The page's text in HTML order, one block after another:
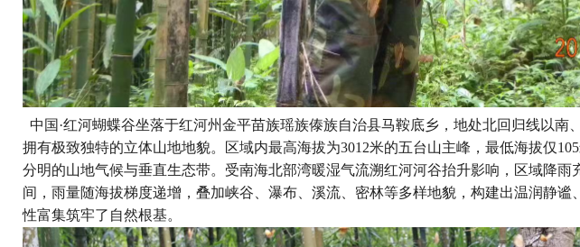
中国·红河蝴蝶谷坐落于红河州金平苗族瑶族傣族自治县马鞍底乡，地处北回归线以南
拥有极致独特的立体山地地貌。区域内最高海拔为3012米的五台山主峰，最低海拔仅
分明的山地气候与垂直生态带。受南海北部湾暖湿气流溯红河河谷抬升影响，区域降雨
间，雨量随海拔梯度递增，叠加峡谷、瀑布、溪流、密林等多样地貌，构建出温润静
性富集筑牢了自然根基。